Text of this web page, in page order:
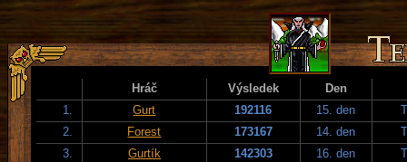
Hráč Výsledek
Den
1.
Gurt 192116 15. den
2.
Forest 173167 14. den
3.
Gurtík 142303 16. den